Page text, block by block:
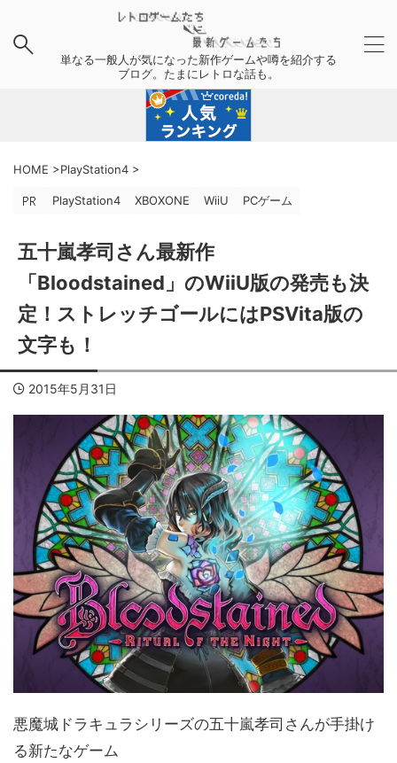
単なる一般人が気になった新作ゲームや噂を紹介する
ブログ。たまにレトロな話も。
HOME >PlayStation4 >
PlayStation4 XBOXONE WiiU PCゲーム
五十嵐孝司さん最新作
「Bloodstained」のWiiU版の発売も決
定！ストレッチゴールにはPSVita版の
文字も！
2015年5月31日
悪魔城ドラキュラシリーズの五十嵐孝司さんが手掛け
る新たなゲーム